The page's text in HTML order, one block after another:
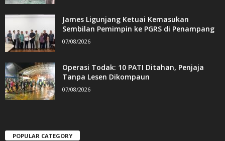
James Ligunjang Ketuai Kemasukan
Sembilan Pemimpin ke PGRS di Penampang
07/08/2026
Operasi Todak: 10 PATI Ditahan, Penjaja
Tanpa Lesen Dikompaun
07/08/2026
POPULAR CATEGORY